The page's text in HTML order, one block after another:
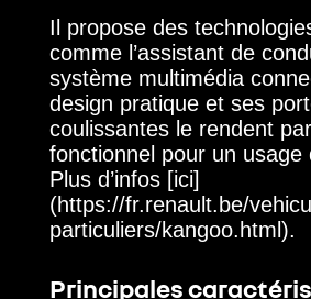
Il propose des
comme l’assistant de
système multimédia
design pratique et ses
coulissantes le rendent
fonctionnel pour un usage
Plus d’infos [ici]
(https://fr.renault.be/
particuliers/kangoo.html).
Principales